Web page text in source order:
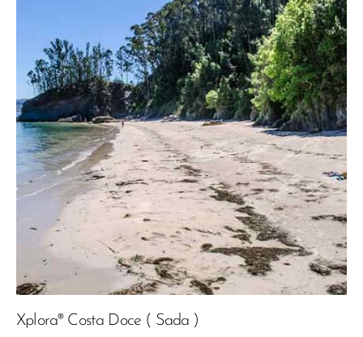
Xplora® Costa Doce ( Sada )